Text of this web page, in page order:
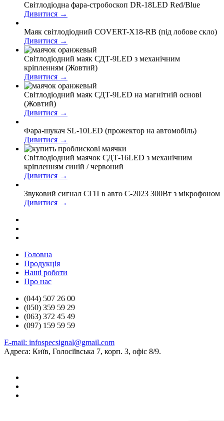
Світлодіодна фара-стробоскоп DR-18LED Red/Blue
Дивитися →
Маяк світлодіодний COVERT-X18-RB (під лобове скло)
Дивитися →
Світлодіодний маяк СДТ-9LED з механічним
кріпленням (Жовтий)
Дивитися →
Світлодіодний маяк СДТ-9LED на магнітній основі
(Жовтий)
Дивитися →
Фара-шукач SL-10LED (прожектор на автомобіль)
Дивитися →
Світлодіодний маячок СДТ-16LED з механічним
кріпленням синій / червоний
Дивитися →
Звуковий сигнал СГП в авто С-2023 300Вт з мікрофоном
Дивитися →
Головна
Продукцiя
Нашi роботи
Про нас
(044) 507 26 00
(050) 359 59 29
(063) 372 45 49
(097) 159 59 59
E-mail: infospecsignal@gmail.com
Адреса: Київ, Голосіївська 7, корп. 3, офіс 8/9.